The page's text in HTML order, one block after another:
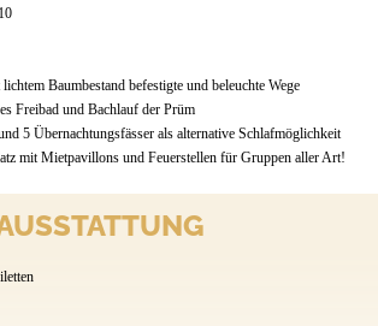
10
Baumbestand befestigte und beleuchte Wege
Freibad und Bachlauf der Prüm
5 Übernachtungsfässer als alternative Schlafmöglichkeit
mit Mietpavillons und Feuerstellen für Gruppen aller Art!